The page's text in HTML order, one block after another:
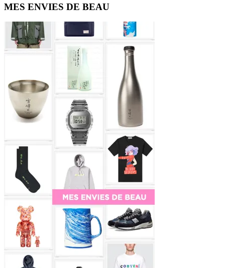
Primary
Sidebar
MES ENVIES DE BEAU